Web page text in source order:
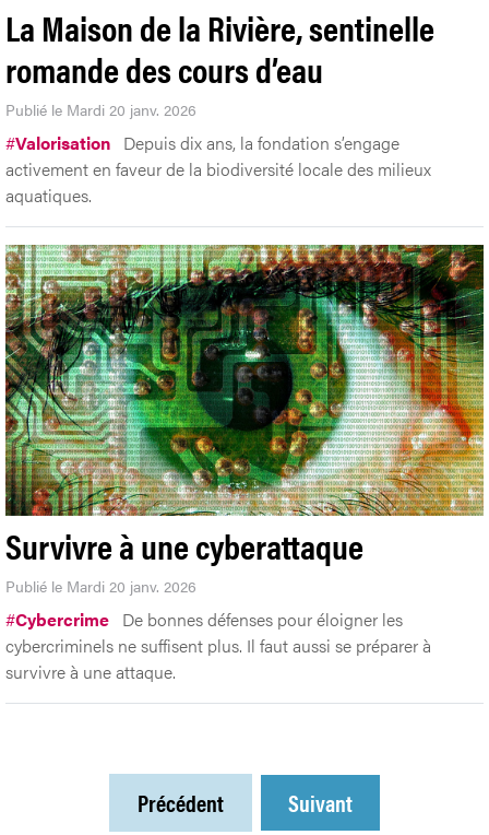
La Maison de la Rivière, sentinelle
romande des cours d’eau
Publié le Mardi 20 janv. 2026
#Valorisation Depuis dix ans, la fondation s’engage
activement en faveur de la biodiversité locale des milieux
aquatiques.
Survivre à une cyberattaque
Publié le Mardi 20 janv. 2026
#Cybercrime De bonnes défenses pour éloigner les
cybercriminels ne suffisent plus. Il faut aussi se préparer à
survivre à une attaque.
Précédent Suivant